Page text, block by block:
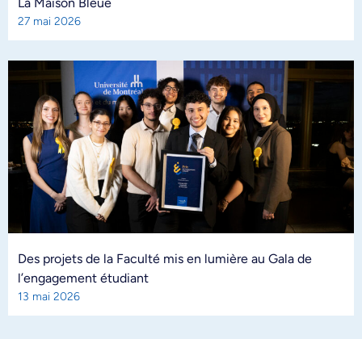
27 mai 2026
Des projets de la Faculté mis en lumière au Gala de
l’engagement étudiant
13 mai 2026